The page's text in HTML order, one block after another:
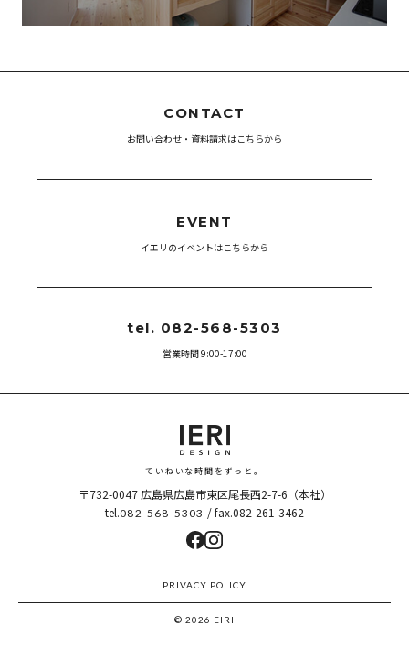
CONTACT
お問い合わせ・資料請求はこちらから
EVENT
イエリのイベントはこちらから
tel. 082-568-5303
営業時間 9:00-17:00
ていねいな時間をずっと。
〒732-0047広島県広島市東区尾長西2-7-6（本社）
tel.082-568-5303 / fax.082-261-3462
PRIVACY POLICY
© 2026 EIRI